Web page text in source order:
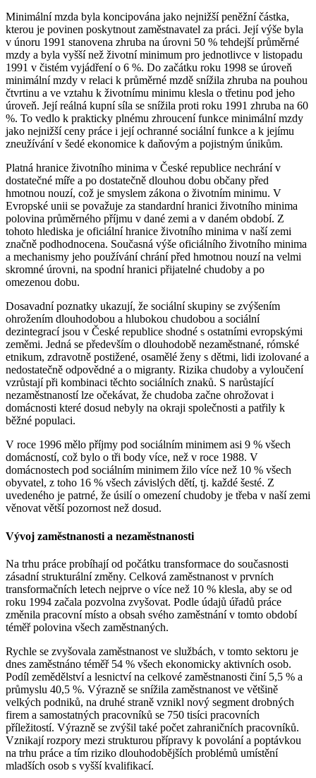
Minimální mzda byla koncipována jako nejnižší peněžní částka,
kterou je povinen poskytnout zaměstnavatel za práci. Její výše byla
v únoru 1991 stanovena zhruba na úrovni 50 % tehdejší průměrné
mzdy a byla vyšší než životní minimum pro jednotlivce v listopadu
1991 v čistém vyjádření o 6 %. Do začátku roku 1998 se úroveň
minimální mzdy v relaci k průměrné mzdě snížila zhruba na pouhou
čtvrtinu a ve vztahu k životnímu minimu klesla o třetinu pod jeho
úroveň. Její reálná kupní síla se snížila proti roku 1991 zhruba na 60
%. To vedlo k prakticky plnému zhroucení funkce minimální mzdy
jako nejnižší ceny práce i její ochranné sociální funkce a k jejímu
zneužívání v šedé ekonomice k daňovým a pojistným únikům.
Platná hranice životního minima v České republice nechrání v
dostatečné míře a po dostatečně dlouhou dobu občany před
hmotnou nouzí, což je smyslem zákona o životním minimu. V
Evropské unii se považuje za standardní hranici životního minima
polovina průměrného příjmu v dané zemi a v daném období. Z
tohoto hlediska je oficiální hranice životního minima v naší zemi
značně podhodnocena. Současná výše oficiálního životního minima
a mechanismy jeho používání chrání před hmotnou nouzí na velmi
skromné úrovni, na spodní hranici přijatelné chudoby a po
omezenou dobu.
Dosavadní poznatky ukazují, že sociální skupiny se zvýšením
ohrožením dlouhodobou a hlubokou chudobou a sociální
dezintegrací jsou v České republice shodné s ostatními evropskými
zeměmi. Jedná se především o dlouhodobě nezaměstnané, rómské
etnikum, zdravotně postižené, osamělé ženy s dětmi, lidi izolované a
nedostatečně odpovědné a o migranty. Rizika chudoby a vyloučení
vzrůstají při kombinaci těchto sociálních znaků. S narůstající
nezaměstnaností lze očekávat, že chudoba začne ohrožovat i
domácnosti které dosud nebyly na okraji společnosti a patřily k
běžné populaci.
V roce 1996 mělo příjmy pod sociálním minimem asi 9 % všech
domácností, což bylo o tři body více, než v roce 1988. V
domácnostech pod sociálním minimem žilo více než 10 % všech
obyvatel, z toho 16 % všech závislých dětí, tj. každé šesté. Z
uvedeného je patrné, že úsilí o omezení chudoby je třeba v naší zemi
věnovat větší pozornost než dosud.
Vývoj zaměstnanosti a nezaměstnanosti
Na trhu práce probíhají od počátku transformace do současnosti
zásadní strukturální změny. Celková zaměstnanost v prvních
transformačních letech nejprve o více než 10 % klesla, aby se od
roku 1994 začala pozvolna zvyšovat. Podle údajů úřadů práce
změnila pracovní místo a obsah svého zaměstnání v tomto období
téměř polovina všech zaměstnaných.
Rychle se zvyšovala zaměstnanost ve službách, v tomto sektoru je
dnes zaměstnáno téměř 54 % všech ekonomicky aktivních osob.
Podíl zemědělství a lesnictví na celkové zaměstnanosti činí 5,5 % a
průmyslu 40,5 %. Výrazně se snížila zaměstnanost ve většině
velkých podniků, na druhé straně vznikl nový segment drobných
firem a samostatných pracovníků se 750 tisíci pracovních
příležitostí. Výrazně se zvýšil také počet zahraničních pracovníků.
Vznikají rozpory mezi strukturou přípravy k povolání a poptávkou
na trhu práce a tím riziko dlouhodobějších problémů umístění
mladších osob s vyšší kvalifikací.